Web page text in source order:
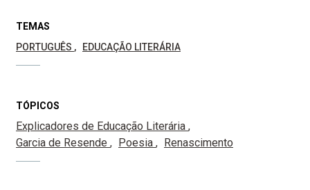
TEMAS
PORTUGUÊS
EDUCAÇÃO LITERÁRIA
TÓPICOS
Explicadores de Educação Literária
Garcia de Resende
Poesia Renascimento